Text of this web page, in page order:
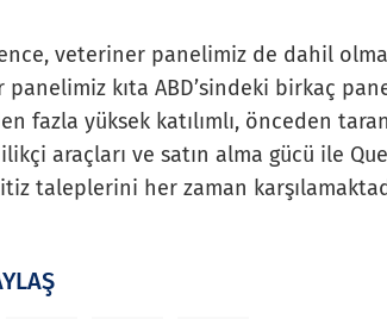
veteriner panelimiz de dahil
kıta ABD’sindeki birkaç
fazla yüksek katılımlı, önceden
araçları ve satın alma gücü ile
taleplerini her zaman